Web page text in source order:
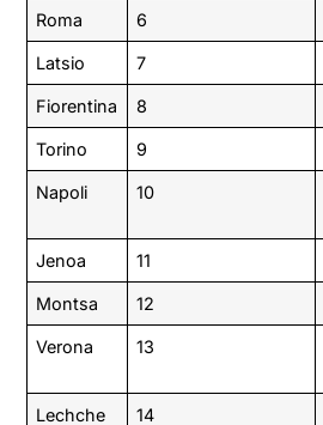
Roma 6
Latsio 7
Fiorentina 8
Torino 9
Napoli 10
Jenoa 11
Montsa 12
Verona 13
Lechche 14